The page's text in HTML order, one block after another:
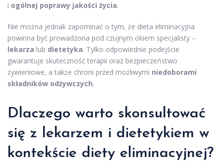
i ogólnej poprawy jakości życia.
Nie można jednak zapominać o tym, że dieta eliminacyjna
powinna być prowadzona pod czujnym okiem specjalisty –
lekarza lub dietetyka. Tylko odpowiednie podejście
gwarantuje skuteczność terapii oraz bezpieczeństwo
żywieniowe, a także chroni przed możliwymi niedoborami
składników odżywczych.
Dlaczego warto skonsultować
się z lekarzem i dietetykiem w
kontekście diety eliminacyjnej?